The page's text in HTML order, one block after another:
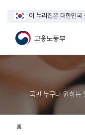
이 누리집은 대한민국
국민 누구나 원하는
홈